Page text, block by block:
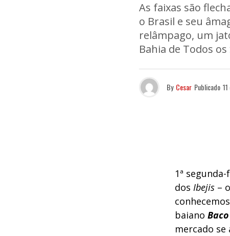
As faixas são
o Brasil e seu
relâmpago, um
Bahia de Todos
By Cesar Publicado
1ª
dos Ibejis –
baiano
mercado